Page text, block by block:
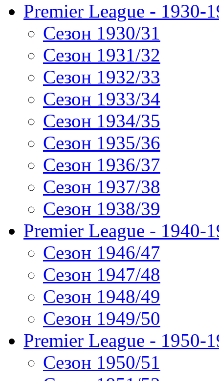
Premier League - 1930-
Сезон 1930/31
Сезон 1931/32
Сезон 1932/33
Сезон 1933/34
Сезон 1934/35
Сезон 1935/36
Сезон 1936/37
Сезон 1937/38
Сезон 1938/39
Premier League - 1940-
Сезон 1946/47
Сезон 1947/48
Сезон 1948/49
Сезон 1949/50
Premier League - 1950-
Сезон 1950/51